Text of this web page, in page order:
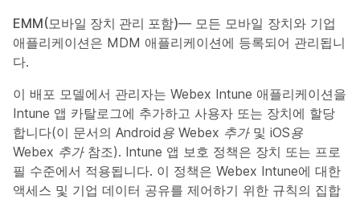
EMM(모바일 장치 관리 포함)— 모든 모바일 장치와 기업
애플리케이션은 MDM 애플리케이션에 등록되어 관리됩니
다.
이 배포 모델에서 관리자는 Webex Intune 애플리케이션을
Intune 앱 카탈로그에 추가하고 사용자 또는 장치에 할당
합니다(이 문서의 Android용 Webex 추가및 iOS용
Webex 추가참조). Intune 앱 보호 정책은 장치 또는 프로
필 수준에서 적용됩니다. 이 정책은 Webex Intune에 대한
액세스 및 기업 데이터 공유를 제어하기 위한 규칙의 집합